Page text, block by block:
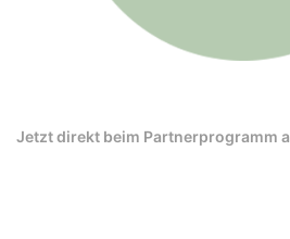
Jetzt direkt beim Partnerprogramm